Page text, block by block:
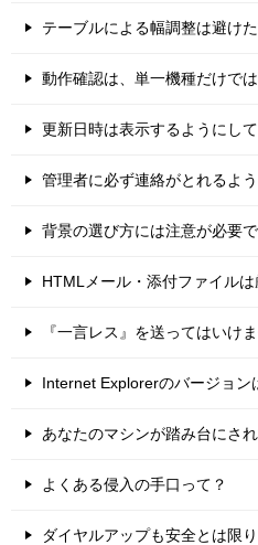
テーブルによる幅調整は避け
動作確認は、単一機種だけでは
更新日時は表示するようにして
管理者に必ず連絡がとれるよ
背景の選び方には注意が必要で
HTMLメール・添付ファイルは
『一言レス』を送ってはいけま
Internet Explorerのバージョン
あなたのマシンが踏み台にさ
よくある侵入の手口って？
ダイヤルアップも安全とは限り